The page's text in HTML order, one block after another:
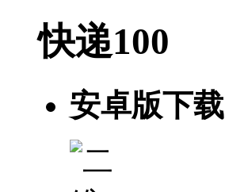
快递100
安卓版下载